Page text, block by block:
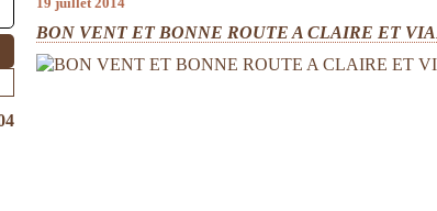
BON VENT ET BONNE ROUTE A CLAIRE ET